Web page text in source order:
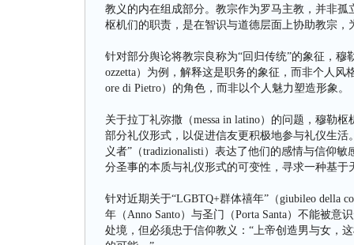
教义的内在组成部分。教宗作为罗马主教，并非孤
枢机们的职责，是在智识与道德层面上协助教宗，
针对部分舆论将教宗良称为“回归传统”的象征，
ozzetta）为例，解释这是职务的象征，而非个人风
ore di Pietro）的角色，而非以个人魅力塑造形象。
关于拉丁礼弥撒（messa in latino）的问题，穆勒
部分礼仪形式，以促进信友更积极地参与礼仪生
义者”（tradizionalisti）表达了他们的感情与信仰
分圣事的本质与礼仪形式的可变性，寻求一种基
针对近期关于“LGBTQ+群体禧年”（giubileo della
年（Anno Santo）与圣门（Porta Santa）不能被
处境，但必须忠于信仰教义：“上帝创造男与女，